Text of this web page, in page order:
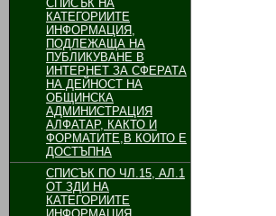
СПИСЪК НА
КАТЕГОРИИТЕ
ИНФОРМАЦИЯ,
ПОДЛЕЖАЩА НА
ПУБЛИКУВАНЕ В
ИНТЕРНЕТ ЗА СФЕРАТА
НА ДЕЙНОСТ НА
ОБЩИНСКА
АДМИНИСТРАЦИЯ
АЛФАТАР, КАКТО И
ФОРМАТИТЕ,В КОИТО Е
ДОСТЪПНА
СПИСЪК ПО ЧЛ.15, АЛ.1
ОТ ЗДИ НА
КАТЕГОРИИТЕ